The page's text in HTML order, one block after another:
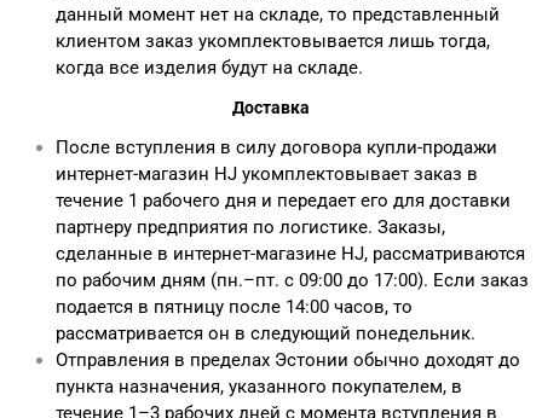
данный момент нет на складе, то представленный
клиентом заказ укомплектовывается лишь тогда,
когда все изделия будут на складе.
Доставка
После вступления в силу договора купли-продажи
интернет-магазин HJ укомплектовывает заказ в
течение 1 рабочего дня и передает его для доставки
партнеру предприятия по логистике. Заказы,
сделанные в интернет-магазине HJ, рассматриваются
по рабочим дням (пн.–пт. с 09:00 до 17:00). Если заказ
подается в пятницу после 14:00 часов, то
рассматривается он в следующий понедельник.
Отправления в пределах Эстонии обычно доходят до
пункта назначения, указанного покупателем, в
течение 1–3 рабочих дней с момента вступления в